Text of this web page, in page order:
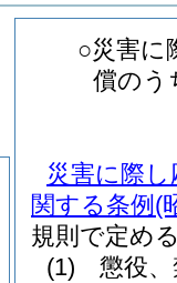
○災害に
償のう
災害に際
関する条例 (
規則で定め
(1) 懲役、